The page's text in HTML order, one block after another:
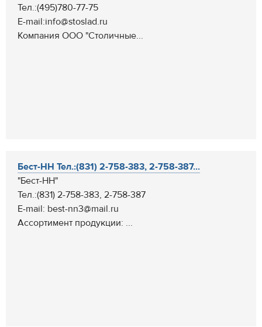
Тел.:(495)780-77-75
Е-mail:info@stoslad.ru
Компания ООО "Столичные...
Бест-НН Тел.:(831) 2-758-383, 2-758-387...
"Бест-НН"
Тел.:(831) 2-758-383, 2-758-387
E-mail: best-nn3@mail.ru
Ассортимент продукции: ...